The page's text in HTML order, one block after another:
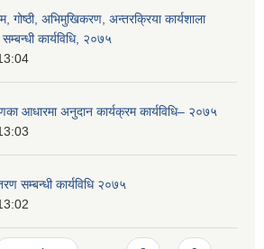
गोष्ठी, अभिमुखिकरण, अन्तरक्रिया कार्यशाला
कार्यविधि, २०७५
आधारमा अनुदान कार्यक्रम कार्यविधि– २०७५
सम्बन्धी कार्यविधि २०७५